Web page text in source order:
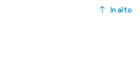
In alto